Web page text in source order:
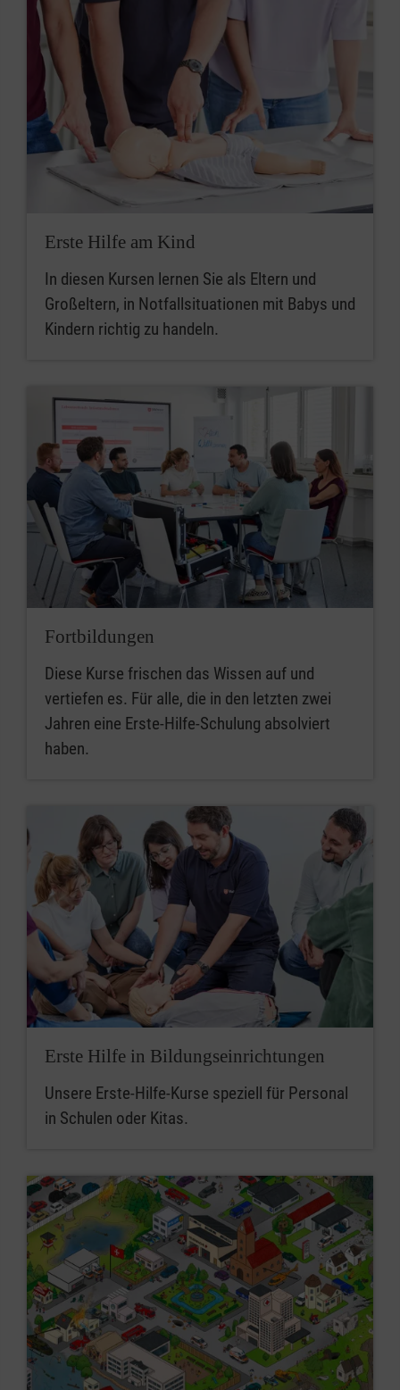
Erste Hilfe am Kind
In diesen Kursen lernen Sie als Eltern und
Großeltern, in Notfallsituationen mit Babys und
Kindern richtig zu handeln.
Fortbildungen
Diese Kurse frischen das Wissen auf und
vertiefen es. Für alle, die in den letzten zwei
Jahren eine Erste-Hilfe-Schulung absolviert
haben.
Erste Hilfe in Bildungseinrichtungen
Unsere Erste-Hilfe-Kurse speziell für Personal
in Schulen oder Kitas.